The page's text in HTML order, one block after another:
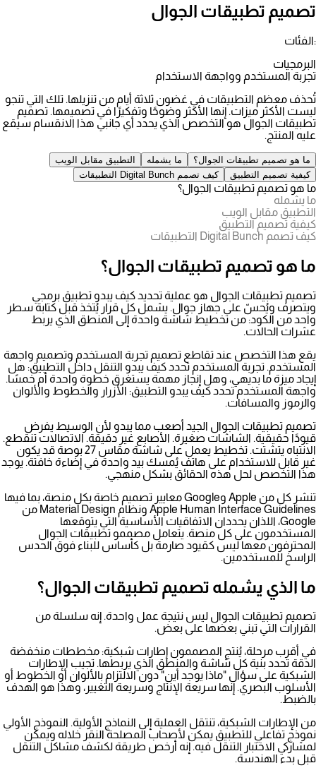
تصميم تطبيقات الجوال
:الفئات
البرمجيات
تجربة المستخدم وواجهة الاستخدام
تُحذف معظم التطبيقات في غضون ثلاثة أيام من تنزيلها. تلك التي تنجو
ليست الأكثر ميزات. إنها الأكثر وضوحًا وتفكيرًا في تصميمها. تصميم
تطبيقات الجوال هو التخصص الذي يحدد أي جانبي هذا الانقسام سيقع
عليه المنتج.
ما هو تصميم تطبيقات الجوال؟ ما يشمله
التطبيق مقابل الويب
كيفية تصميم التطبيق
كيف تصمم Digital Bunch التطبيقات
ما هو تصميم تطبيقات الجوال؟
ما يشمله
التطبيق مقابل الويب
كيفية تصميم التطبيق
كيف تصمم Digital Bunch التطبيقات
ما هو تصميم تطبيقات الجوال؟
تصميم تطبيقات الجوال هو عملية تحديد كيف يبدو تطبيق برمجي
ويتصرف ويُحسّ على جهاز جوال. يشمل كل قرار يُتخذ قبل كتابة سطر
واحد من الكود: من تخطيط شاشة واحدة إلى المنطق الذي يربط
عشرات الحالات.
يقع هذا التخصص عند تقاطع تصميم تجربة المستخدم وتصميم واجهة
المستخدم. تجربة المستخدم تحدد كيف يبدو التنقل داخل التطبيق: هل
إيجاد ميزة ما بديهي، وهل إنجاز مهمة يستغرق خطوة واحدة أم خمسًا.
واجهة المستخدم تحدد كيف يبدو التطبيق: الأزرار والخطوط والألوان
والرموز والمسافات.
تصميم تطبيقات الجوال الجيد أصعب مما يبدو لأن الوسيط يفرض
قيودًا حقيقية. الشاشات صغيرة. الأصابع غير دقيقة. الاتصالات تنقطع.
الانتباه يتشتت. تخطيط يعمل على شاشة مقاس 27 بوصة قد يكون
غير قابل للاستخدام على هاتف يُمسك بيد واحدة في إضاءة خافتة. يوجد
هذا التخصص لحل هذه الحقائق بشكل منهجي.
تنشر كل من Apple وGoogle معايير تصميم خاصة بكل منصة، بما فيها
Apple Human Interface Guidelines
ونظام Material Design من
Google، اللذان يحددان الاتفاقيات الأساسية التي يتوقعها
المستخدمون على كل منصة. يتعامل مصممو تطبيقات الجوال
المحترفون معها ليس كقيود صارمة بل كأساس للبناء فوق الحدس
الراسخ للمستخدمين.
ما الذي يشمله تصميم تطبيقات الجوال؟
تصميم تطبيقات الجوال ليس نتيجة عمل واحدة. إنه سلسلة من
القرارات التي تبني بعضها على بعض.
في أقرب مرحلة، يُنتج المصممون إطارات شبكية: مخططات منخفضة
الدقة تحدد بنية كل شاشة والمنطق الذي يربطها. تجيب الإطارات
الشبكية على سؤال "ماذا يوجد أين" دون الالتزام بالألوان أو الخطوط أو
الأسلوب البصري. إنها سريعة الإنتاج وسريعة التغيير، وهذا هو الهدف
بالضبط.
من الإطارات الشبكية، تنتقل العملية إلى النماذج الأولية. النموذج الأولي
نموذج تفاعلي للتطبيق يمكن لأصحاب المصلحة النقر خلاله ويمكن
لمشاركي الاختبار التنقل فيه. إنه أرخص طريقة لكشف مشاكل التنقل
قبل بدء الهندسة.